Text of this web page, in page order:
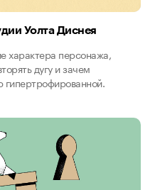
Уолта Диснея
характера персонажа,
дугу и зачем